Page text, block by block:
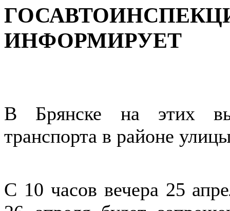
ИНФОРМИРУЕТ
В Брянске на этих
транспорта в районе
С 10 часов вечера 25